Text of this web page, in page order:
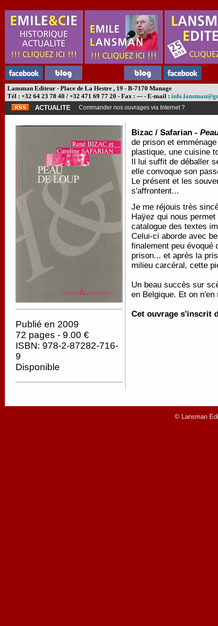
Lansman Editeur - Place de La Hestre , 19 - B-7170 Manage
Tél : +32 64 23 78 40 / +32 471 69 77 20 - Fax : --- - E-mail :
ACTUALITE
Commander nos ouvrages via Internet ?
Publié en 2009
72 pages - 9.00 €
ISBN: 978-2-87282-716-
9
Disponible
Bizac / Safarian -
de prison et
plastique, une cuisine
Il lui suffit de déballer
elle convoque son
Le présent et les
s'affrontent...
Je me réjouis très
Haÿez qui nous
catalogue des textes
Celui-ci aborde avec
finalement peu évoqué
prison... et après la
milieu carcéral, cette
Un beau succès sur
en Belgique. Et on
Cet ouvrage s'inscrit
© Lansman